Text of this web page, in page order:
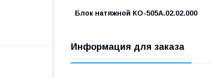
Блок натяжной КО-505А.02.02.000
Информация для заказа